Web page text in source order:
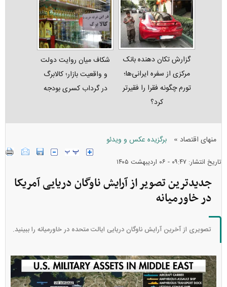
گزارش تکان‌ دهنده بانک
مرکزی از سفره ایرانی‌ها؛
تورم چگونه فقرا را فقیرتر
کرد؟
شکاف میان روایت دولت
و واقعیت بازار؛ کالابرگ
در گرداب کسری بودجه
منهای اقتصاد » برگزیده عکس و ویدئو
تاریخ انتشار: ۰۹:۴۷ - ۰۶ ارديبهشت ۱۴۰۵
جدیدترین تصویر از آرایش ناوگان دریایی آمریکا
در خاورمیانه
تصویری از آخرین آرایش ناوگان دریایی ایالت متحده در خاورمیانه را ببینید.